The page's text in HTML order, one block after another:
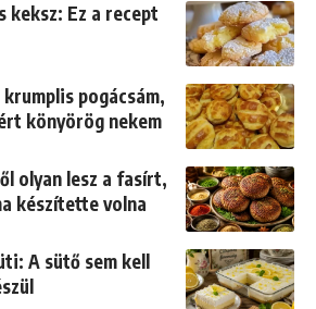
keksz: Ez a recept
pogácsám,
könyörög nekem
olyan lesz a fasírt,
készítette volna
A sütő sem kell